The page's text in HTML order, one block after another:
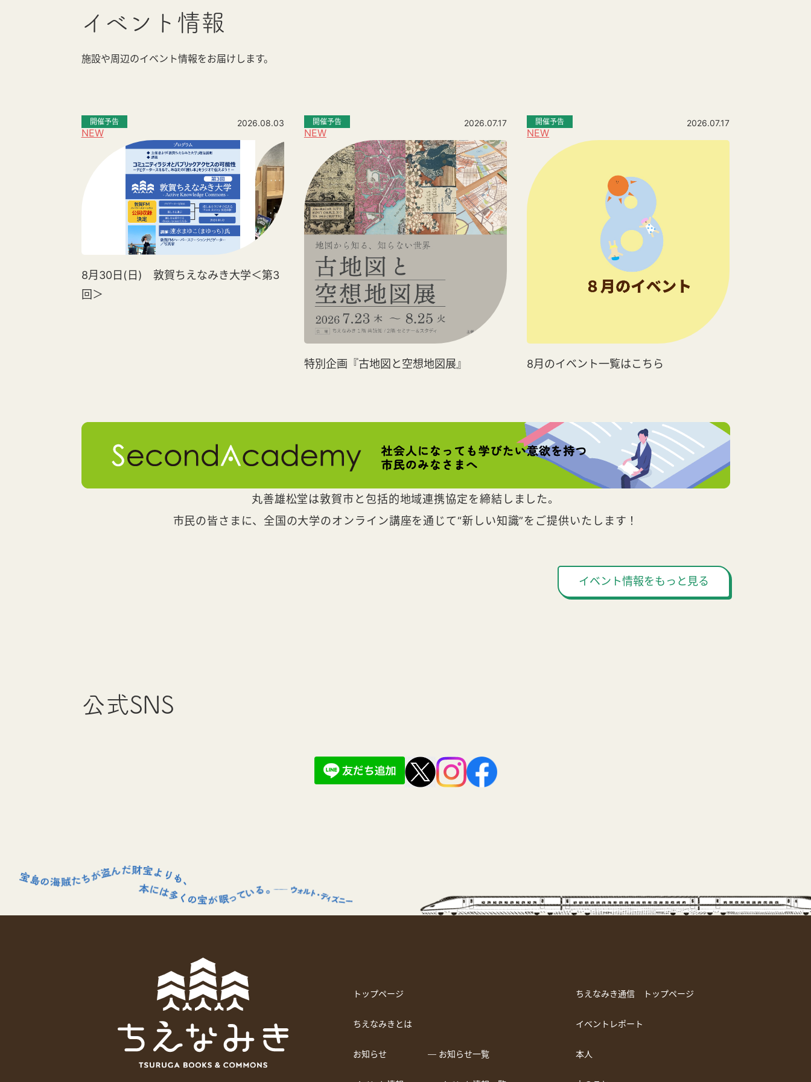
イベント情報
施設や周辺のイベント情報をお届けします。
NEW
開催予告 2026.08.03
8月30日(日) 敦賀ちえなみき大学＜第3
回＞
NEW
開催予告 2026.07.17
特別企画『古地図と空想地図展』
NEW
開催予告 2026.07.17
8月のイベント一覧はこちら
丸善雄松堂は敦賀市と包括的地域連携協定を締結しました。
市民の皆さまに、全国の大学のオンライン講座を通じて“新しい知識”をご提供いたします！
イベント情報をもっと見る
公式SNS
トップページ
ちえなみきとは
お知らせ ― お知らせ一覧
ちえなみき通信 トップページ
イベントレポート
本人